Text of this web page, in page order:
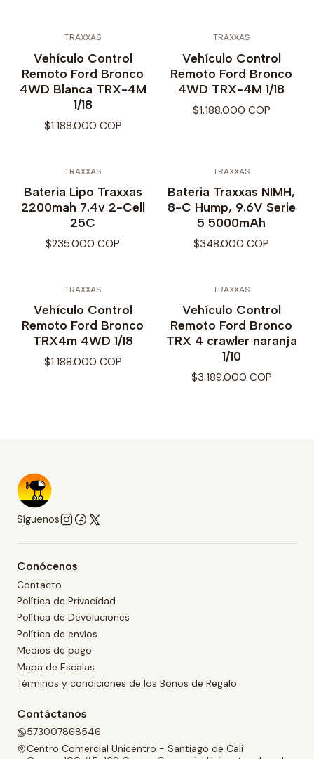
TRAXXAS
Vehículo Control
Remoto Ford Bronco
4WD Blanca TRX-4M
1/18
$1.188.000 COP
TRAXXAS
Vehículo Control
Remoto Ford Bronco
4WD TRX-4M 1/18
$1.188.000 COP
TRAXXAS
Bateria Lipo Traxxas
2200mah 7.4v 2-Cell
25C
$235.000 COP
TRAXXAS
Bateria Traxxas NIMH,
8-C Hump, 9.6V Serie
5 5000mAh
$348.000 COP
TRAXXAS
Vehículo Control
Remoto Ford Bronco
TRX4m 4WD 1/18
$1.188.000 COP
TRAXXAS
Vehículo Control
Remoto Ford Bronco
TRX 4 crawler naranja
1/10
$3.189.000 COP
Síguenos
Conócenos
Contacto
Política de Privacidad
Política de Devoluciones
Política de envíos
Medios de pago
Mapa de Escalas
Términos y condiciones de los Bonos de Regalo
Contáctanos
573007868546
Centro Comercial Unicentro - Santiago de Cali